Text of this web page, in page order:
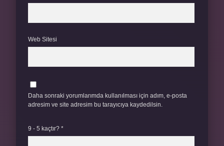
Web Sitesi
Daha sonraki yorumlarımda kullanılması için adım, e-posta
adresim ve site adresim bu tarayıcıya kaydedilsin.
9 - 5 kaçtır? *